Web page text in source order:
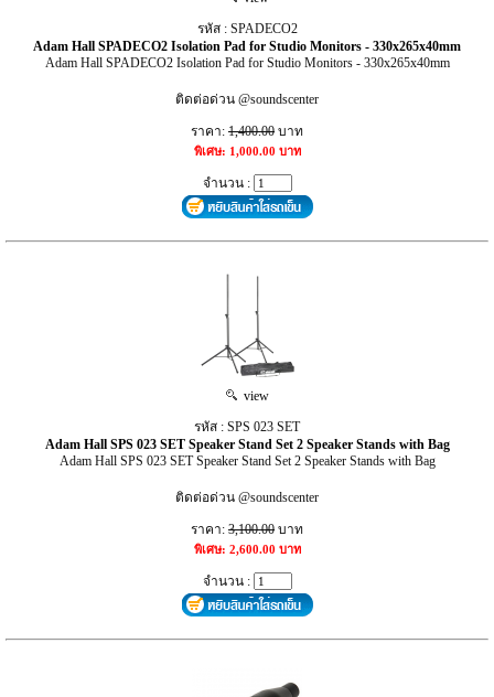
รหัส : SPADECO2
Adam Hall SPADECO2 Isolation Pad for Studio Monitors - 330x265x40mm
Adam Hall SPADECO2 Isolation Pad for Studio Monitors - 330x265x40mm
ติดต่อด่วน @soundscenter
ราคา: 1,400.00 บาท
พิเศษ: 1,000.00 บาท
จำนวน :
view
รหัส : SPS 023 SET
Adam Hall SPS 023 SET Speaker Stand Set 2 Speaker Stands with Bag
Adam Hall SPS 023 SET Speaker Stand Set 2 Speaker Stands with Bag
ติดต่อด่วน @soundscenter
ราคา: 3,100.00 บาท
พิเศษ: 2,600.00 บาท
จำนวน :